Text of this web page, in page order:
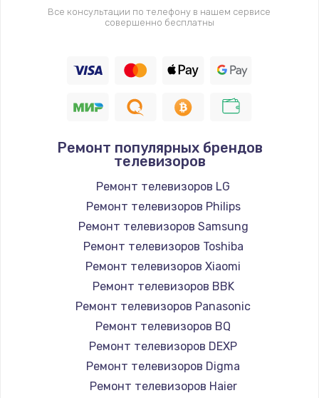
Все консультации по телефону в нашем сервисе
совершенно бесплатны
Ремонт популярных брендов
телевизоров
Ремонт телевизоров LG
Ремонт телевизоров Philips
Ремонт телевизоров Samsung
Ремонт телевизоров Toshiba
Ремонт телевизоров Xiaomi
Ремонт телевизоров BBK
Ремонт телевизоров Panasonic
Ремонт телевизоров BQ
Ремонт телевизоров DEXP
Ремонт телевизоров Digma
Ремонт телевизоров Haier